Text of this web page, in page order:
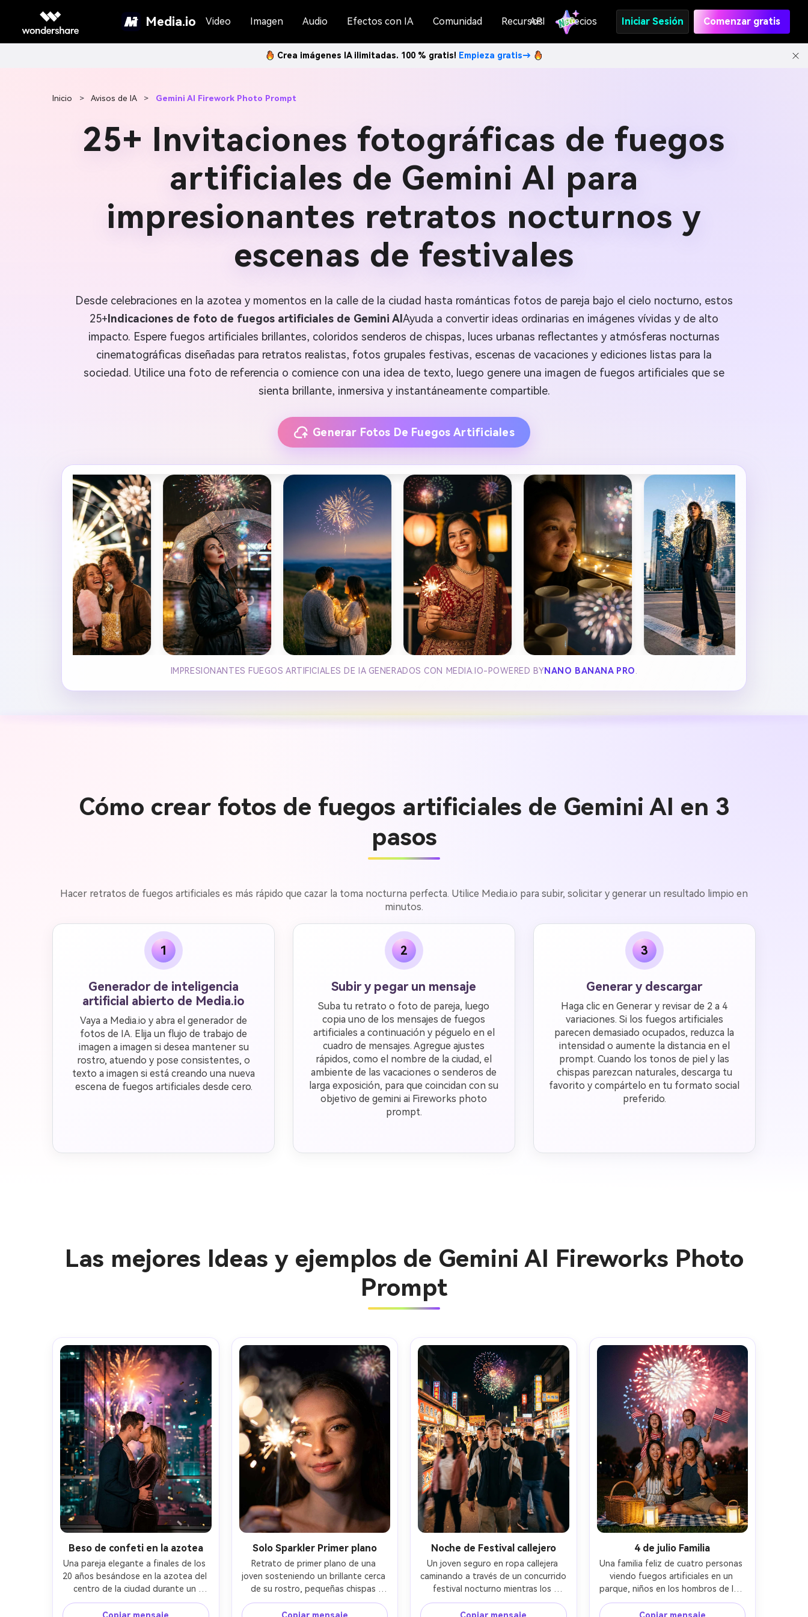
Media.io Video Imagen Audio Efectos con IA Comunidad Recursos
API Precios Iniciar Sesión Comenzar gratis
Crea imágenes IA ilimitadas. 100 % gratis! Empieza gratis→
Inicio > Avisos de IA > Gemini AI Firework Photo Prompt
25+ Invitaciones fotográficas de fuegos
artificiales de Gemini AI para
impresionantes retratos nocturnos y
escenas de festivales
Desde celebraciones en la azotea y momentos en la calle de la ciudad hasta románticas fotos de pareja bajo el cielo nocturno, estos
25+ Indicaciones de foto de fuegos artificiales de Gemini AI Ayuda a convertir ideas ordinarias en imágenes vívidas y de alto
impacto. Espere fuegos artificiales brillantes, coloridos senderos de chispas, luces urbanas reflectantes y atmósferas nocturnas
cinematográficas diseñadas para retratos realistas, fotos grupales festivas, escenas de vacaciones y ediciones listas para la
sociedad. Utilice una foto de referencia o comience con una idea de texto, luego genere una imagen de fuegos artificiales que se
sienta brillante, inmersiva y instantáneamente compartible.
Generar Fotos De Fuegos Artificiales
IMPRESIONANTES FUEGOS ARTIFICIALES DE IA GENERADOS CON MEDIA.IO-POWERED BYNANO BANANA PRO
Cómo crear fotos de fuegos artificiales de Gemini AI en 3
pasos
Hacer retratos de fuegos artificiales es más rápido que cazar la toma nocturna perfecta. Utilice Media.io para subir, solicitar y generar un resultado limpio en
minutos.
1
Generador de inteligencia
artificial abierto de Media.io
Vaya a Media.io y abra el generador de
fotos de IA. Elija un flujo de trabajo de
imagen a imagen si desea mantener su
rostro, atuendo y pose consistentes, o
texto a imagen si está creando una nueva
escena de fuegos artificiales desde cero.
2
Subir y pegar un mensaje
Suba tu retrato o foto de pareja, luego
copia uno de los mensajes de fuegos
artificiales a continuación y péguelo en el
cuadro de mensajes. Agregue ajustes
rápidos, como el nombre de la ciudad, el
ambiente de las vacaciones o senderos de
larga exposición, para que coincidan con su
objetivo de gemini ai Fireworks photo
prompt.
3
Generar y descargar
Haga clic en Generar y revisar de 2 a 4
variaciones. Si los fuegos artificiales
parecen demasiado ocupados, reduzca la
intensidad o aumente la distancia en el
prompt. Cuando los tonos de piel y las
chispas parezcan naturales, descarga tu
favorito y compártelo en tu formato social
preferido.
Las mejores Ideas y ejemplos de Gemini AI Fireworks Photo
Prompt
Beso de confeti en la azotea
Una pareja elegante a finales de los
20 años besándose en la azotea del
centro de la ciudad durante un
espectáculo de fuegos artificiales,
confeti de champán flotando en el
Solo Sparkler Primer plano
Retrato de primer plano de una
joven sosteniendo un brillante cerca
de su rostro, pequeñas chispas
creando bokeh dorado, sonrisa
suave, delineador de ojos brillante y
Noche de Festival callejero
Un joven seguro en ropa callejera
caminando a través de un concurrido
festival nocturno mientras los
fuegos artificiales explotan encima
de la cabeza, carteles de neón y
4 de julio Familia
Una familia feliz de cuatro personas
viendo fuegos artificiales en un
parque, niños en los hombros de los
padres ondeando pequeñas
banderas, manta de picnic y